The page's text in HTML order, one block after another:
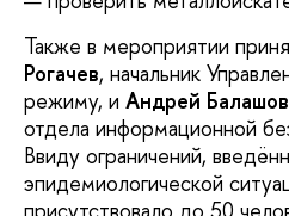
Также в мероприятии
Рогачев, начальник
режиму, и Андрей Балашов
отдела информационной
Ввиду ограничений,
эпидемиологической